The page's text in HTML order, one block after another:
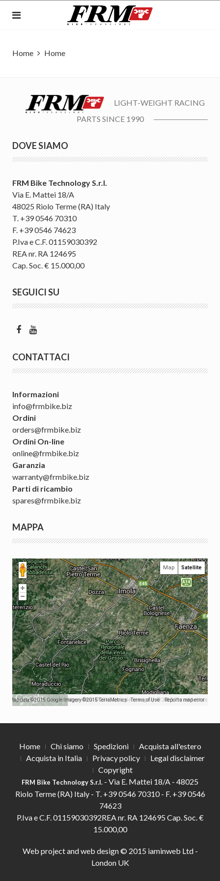
Home Home
LIGHT-WEIGHT RACING
PARTS SINCE 1990
DOVE SIAMO
FRM Bike Technology S.r.l.
Via E. Mattei 18/A
48025 Riolo Terme (RA) Italy
T. +39 0546 70310
F. +39 0546 74623
P.Iva e C.F. 01159030392
REA nr. RA 124695
Cap. Soc. € 15.000,00
SEGUICI SU
CONTATTACI
Informazioni
info@frmbike.biz
Ordini
orders@frmbike.biz
Ordini On-line
online@frmbike.biz
Garanzia
warranty@frmbike.biz
Parti di ricambio
spares@frmbike.biz
MAPPA
Map data ©2015 Google Imagery ©2015 TerraMetrics
Map data ©2015 Google Imagery ©2015 TerraMetrics
Terms of Use Report a map error
Map Satellite
Home Chi siamo Spedizioni
Acquista all'estero
Acquista in Italia
Privacy policy
Legal disclaimer
Copyright
FRM Bike Technology S.r.l. - Via E. Mattei 18/A - 48025
Riolo Terme (RA) Italy - T. +39 0546 70310 - F. +39 0546
74623
P.Iva e C.F. 01159030392REA nr. RA 124695 Cap. Soc. €
15.000,00
Web project and web design © 2015 iaminweb Ltd -
London UK